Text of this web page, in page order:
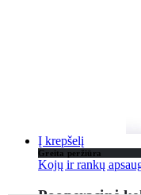
Į krepšelį
Greita peržiūra
Kojų ir rankų